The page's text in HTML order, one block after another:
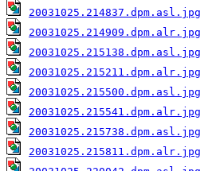
20031025.214837.dpm.asl.jpg
20031025.214909.dpm.alr.jpg
20031025.215138.dpm.asl.jpg
20031025.215211.dpm.alr.jpg
20031025.215500.dpm.asl.jpg
20031025.215541.dpm.alr.jpg
20031025.215738.dpm.asl.jpg
20031025.215811.dpm.alr.jpg